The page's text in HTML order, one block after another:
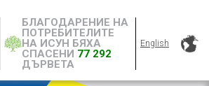
БЛАГОДАРЕНИЕ НА
ПОТРЕБИТЕЛИТЕ
НА ИСУН БЯХА
СПАСЕНИ 77 292
ДЪРВЕТА
English